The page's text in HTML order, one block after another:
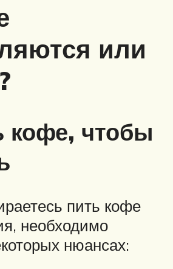
или
кофе, чтобы
пить кофе
необходимо
нюансах: